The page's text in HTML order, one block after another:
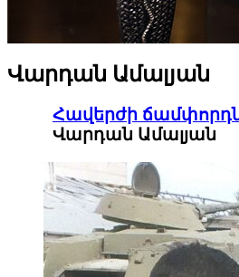
Վարդան Ամալյան
Հավերժի
Վարդան Ամալյան